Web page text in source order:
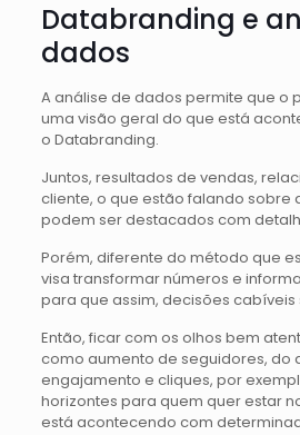
Databranding e
dados
A análise de dados permite que o
uma visão geral do que está
o Databranding.
Juntos, resultados de vendas,
cliente, o que estão falando sobre
podem ser destacados com
Porém, diferente do método que
visa transformar números e
para que assim, decisões
Então, ficar com os olhos bem
como aumento de seguidores, do
engajamento e cliques, por
horizontes para quem quer estar
está acontecendo com